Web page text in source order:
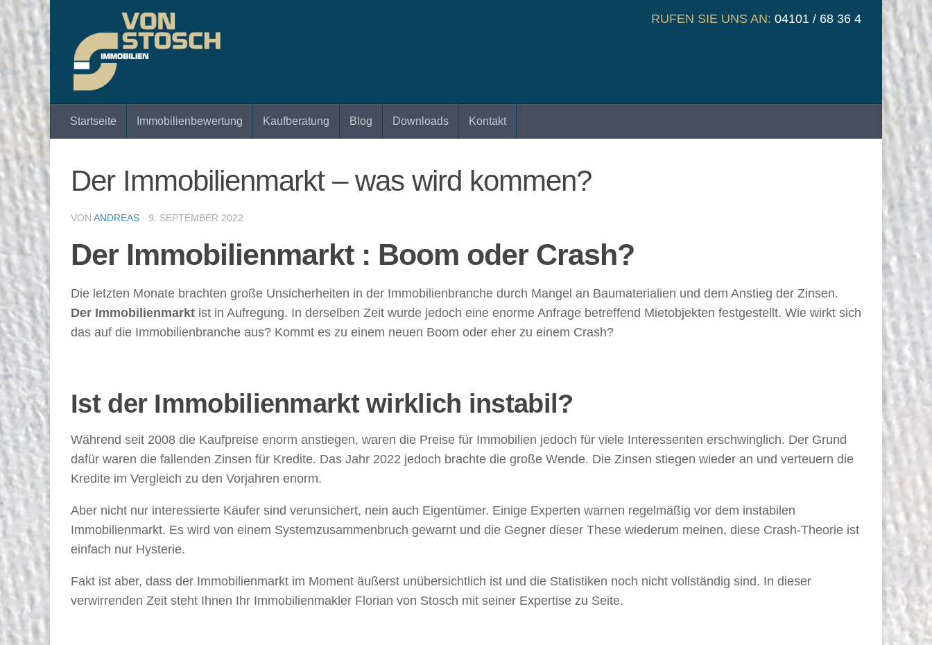
Zum Inhalt springen RUFEN SIE UNS AN: 04101 / 68 36 4
Startseite Immobilienbewertung Kaufberatung Blog Downloads Kontakt
Der Immobilienmarkt – was wird kommen?
VON ANDREAS · 9. SEPTEMBER 2022
Der Immobilienmarkt : Boom oder Crash?
Die letzten Monate brachten große Unsicherheiten in der Immobilienbranche durch Mangel an Baumaterialien und dem Anstieg der Zinsen.
Der Immobilienmarkt ist in Aufregung. In derselben Zeit wurde jedoch eine enorme Anfrage betreffend Mietobjekten festgestellt. Wie wirkt sich
das auf die Immobilienbranche aus? Kommt es zu einem neuen Boom oder eher zu einem Crash?
Ist der Immobilienmarkt wirklich instabil?
Während seit 2008 die Kaufpreise enorm anstiegen, waren die Preise für Immobilien jedoch für viele Interessenten erschwinglich. Der Grund
dafür waren die fallenden Zinsen für Kredite. Das Jahr 2022 jedoch brachte die große Wende. Die Zinsen stiegen wieder an und verteuern die
Kredite im Vergleich zu den Vorjahren enorm.
Aber nicht nur interessierte Käufer sind verunsichert, nein auch Eigentümer. Einige Experten warnen regelmäßig vor dem instabilen
Immobilienmarkt. Es wird von einem Systemzusammenbruch gewarnt und die Gegner dieser These wiederum meinen, diese Crash-Theorie ist
einfach nur Hysterie.
Fakt ist aber, dass der Immobilienmarkt im Moment äußerst unübersichtlich ist und die Statistiken noch nicht vollständig sind. In dieser
verwirrenden Zeit steht Ihnen Ihr Immobilienmakler Florian von Stosch mit seiner Expertise zu Seite.